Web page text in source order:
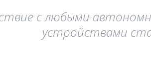
с любыми
устройствами